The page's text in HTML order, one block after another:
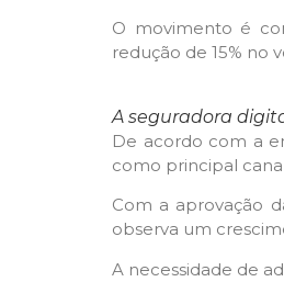
O movimento é
redução de 15% no
A seguradora
De acordo com a
como principal
Com a aprovação
observa um
A necessidade de